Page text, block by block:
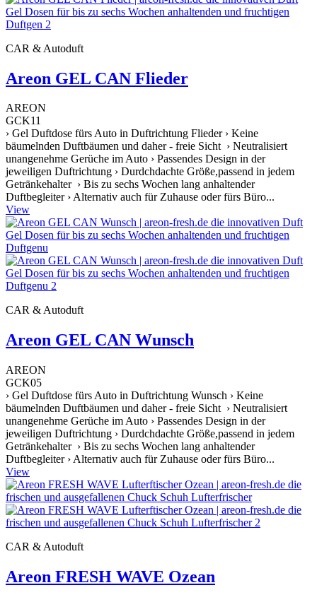
CAR & Autoduft
Areon GEL CAN Flieder
AREON
GCK11
› Gel Duftdose fürs Auto in Duftrichtung Flieder › Keine
bäumelnden Duftbäumen und daher - freie Sicht › Neutralisiert
unangenehme Gerüche im Auto › Passendes Design in der
jeweiligen Duftrichtung › Durdchdachte Größe,passend in jedem
Getränkehalter › Bis zu sechs Wochen lang anhaltender
Duftbegleiter › Alternativ auch für Zuhause oder fürs Büro...
View
CAR & Autoduft
Areon GEL CAN Wunsch
AREON
GCK05
› Gel Duftdose fürs Auto in Duftrichtung Wunsch › Keine
bäumelnden Duftbäumen und daher - freie Sicht › Neutralisiert
unangenehme Gerüche im Auto › Passendes Design in der
jeweiligen Duftrichtung › Durdchdachte Größe,passend in jedem
Getränkehalter › Bis zu sechs Wochen lang anhaltender
Duftbegleiter › Alternativ auch für Zuhause oder fürs Büro...
View
CAR & Autoduft
Areon FRESH WAVE Ozean